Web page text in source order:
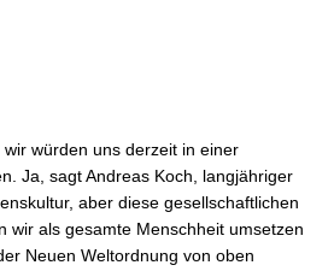
würden uns derzeit in einer
Ja, sagt Andreas Koch, langjähriger
aber diese gesellschaftlichen
wir als gesamte Menschheit umsetzen
Neuen Weltordnung von oben